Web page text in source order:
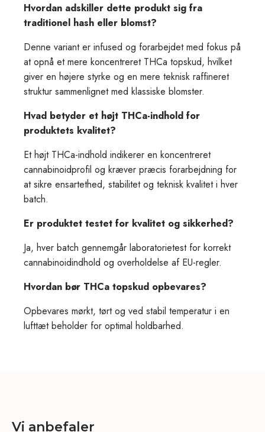
Hvordan adskiller dette produkt sig fra
traditionel hash eller blomst?
Denne variant er infused og forarbejdet med fokus på
at opnå et mere koncentreret THCa topskud, hvilket
giver en højere styrke og en mere teknisk raffineret
struktur sammenlignet med klassiske blomster.
Hvad betyder et højt THCa-indhold for
produktets kvalitet?
Et højt THCa-indhold indikerer en koncentreret
cannabinoidprofil og kræver præcis forarbejdning for
at sikre ensartethed, stabilitet og teknisk kvalitet i hver
batch.
Er produktet testet for kvalitet og sikkerhed?
Ja, hver batch gennemgår laboratorietest for korrekt
cannabinoidindhold og overholdelse af EU-regler.
Hvordan bør THCa topskud opbevares?
Opbevares mørkt, tørt og ved stabil temperatur i en
lufttæt beholder for optimal holdbarhed.
Vi anbefaler